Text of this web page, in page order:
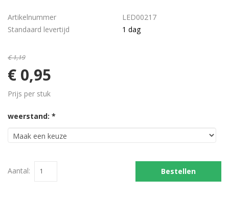
Artikelnummer
LED00217
Standaard levertijd
1 dag
€ 1,19
€ 0,95
Prijs per stuk
weerstand: *
Aantal: Bestellen